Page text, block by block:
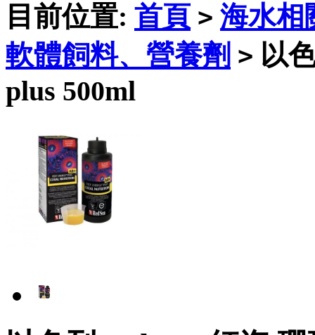
目前位置: 首頁 > 海水相
軟體飼料、營養劑 > 以
plus 500ml